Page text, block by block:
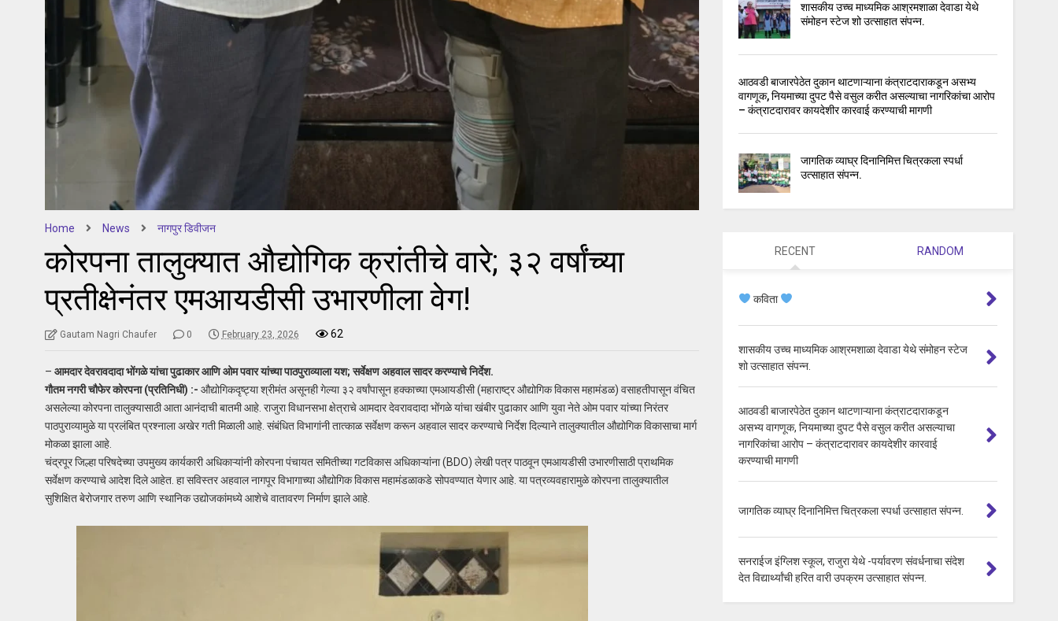
Home News नागपुर डिवीजन
कोरपना तालुक्यात औद्योगिक क्रांतीचे वारे; ३२ वर्षांच्या
प्रतीक्षेनंतर एमआयडीसी उभारणीला वेग!
Gautam Nagri Chaufer 0 February 23, 2026 62
– आमदार देवरावदादा भोंगळे यांचा पुढाकार आणि ओम पवार यांच्या पाठपुराव्याला यश; सर्वेक्षण अहवाल सादर करण्याचे निर्देश.
गौतम नगरी चौफेर कोरपना (प्रतिनिधी) :- औद्योगिकदृष्ट्या श्रीमंत असूनही गेल्या ३२ वर्षांपासून हक्काच्या एमआयडीसी (महाराष्ट्र औद्योगिक विकास महामंडळ) वसाहतीपासून वंचित
असलेल्या कोरपना तालुक्यासाठी आता आनंदाची बातमी आहे. राजुरा विधानसभा क्षेत्राचे आमदार देवरावदादा भोंगळे यांचा खंबीर पुढाकार आणि युवा नेते ओम पवार यांच्या निरंतर
पाठपुराव्यामुळे या प्रलंबित प्रश्नाला अखेर गती मिळाली आहे. संबंधित विभागांनी तात्काळ सर्वेक्षण करून अहवाल सादर करण्याचे निर्देश दिल्याने तालुक्यातील औद्योगिक विकासाचा मार्ग
मोकळा झाला आहे.
चंद्रपूर जिल्हा परिषदेच्या उपमुख्य कार्यकारी अधिकाऱ्यांनी कोरपना पंचायत समितीच्या गटविकास अधिकाऱ्यांना (BDO) लेखी पत्र पाठवून एमआयडीसी उभारणीसाठी प्राथमिक
सर्वेक्षण करण्याचे आदेश दिले आहेत. हा सविस्तर अहवाल नागपूर विभागाच्या औद्योगिक विकास महामंडळाकडे सोपवण्यात येणार आहे. या पत्रव्यवहारामुळे कोरपना तालुक्यातील
सुशिक्षित बेरोजगार तरुण आणि स्थानिक उद्योजकांमध्ये आशेचे वातावरण निर्माण झाले आहे.
शासकीय उच्च माध्यमिक आश्रमशाळा देवाडा येथे
संमोहन स्टेज शो उत्साहात संपन्न.
आठवडी बाजारपेठेत दुकान थाटणाऱ्याना कंत्राटदाराकडून असभ्य
वागणूक, नियमाच्या दुपट पैसे वसुल करीत असल्याचा नागरिकांचा आरोप
– कंत्राटदारावर कायदेशीर कारवाई करण्याची मागणी
जागतिक व्याघ्र दिनानिमित्त चित्रकला स्पर्धा
उत्साहात संपन्न.
RECENT RANDOM
कविता
शासकीय उच्च माध्यमिक आश्रमशाळा देवाडा येथे संमोहन स्टेज
शो उत्साहात संपन्न.
आठवडी बाजारपेठेत दुकान थाटणाऱ्याना कंत्राटदाराकडून
असभ्य वागणूक, नियमाच्या दुपट पैसे वसुल करीत असल्याचा
नागरिकांचा आरोप – कंत्राटदारावर कायदेशीर कारवाई
करण्याची मागणी
जागतिक व्याघ्र दिनानिमित्त चित्रकला स्पर्धा उत्साहात संपन्न.
सनराईज इंग्लिश स्कूल, राजुरा येथे -पर्यावरण संवर्धनाचा संदेश
देत विद्यार्थ्यांची हरित वारी उपक्रम उत्साहात संपन्न.